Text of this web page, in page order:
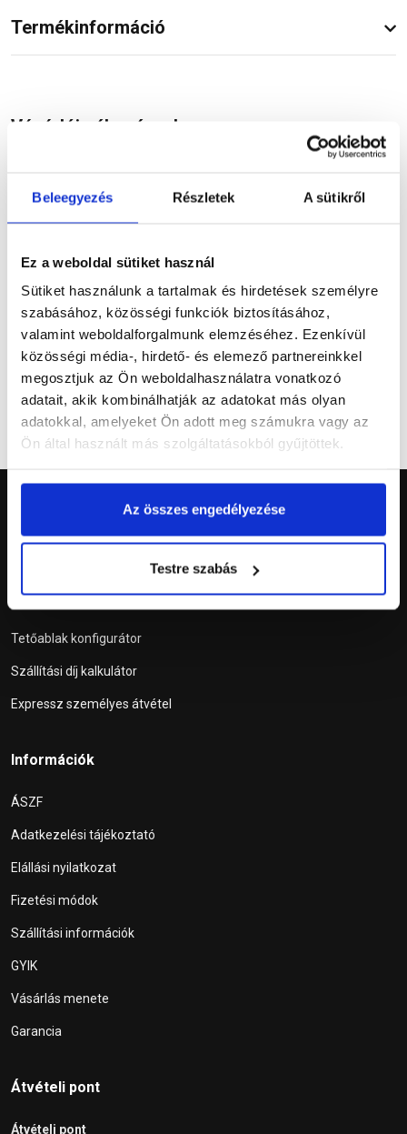
Beleegyezés Részletek A sütikről
Ez a weboldal sütiket használ
Sütiket használunk a tartalmak és hirdetések személyre
szabásához, közösségi funkciók biztosításához,
valamint weboldalforgalmunk elemzéséhez. Ezenkívül
közösségi média-, hirdető- és elemező partnereinkkel
megosztjuk az Ön weboldalhasználatra vonatkozó
adatait, akik kombinálhatják az adatokat más olyan
adatokkal, amelyeket Ön adott meg számukra vagy az
Ön által használt más szolgáltatásokból gyűjtöttek.
Az összes engedélyezése
Testre szabás
Termékinformáció
Vásárlói vélemények
Kérdések és válaszok
Kapcsolódó cikkek
Szolgáltatások
Tetőablak konfigurátor
Szállítási díj kalkulátor
Expressz személyes átvétel
Információk
ÁSZF
Adatkezelési tájékoztató
Elállási nyilatkozat
Fizetési módok
Szállítási információk
GYIK
Vásárlás menete
Garancia
Átvételi pont
Átvételi pont